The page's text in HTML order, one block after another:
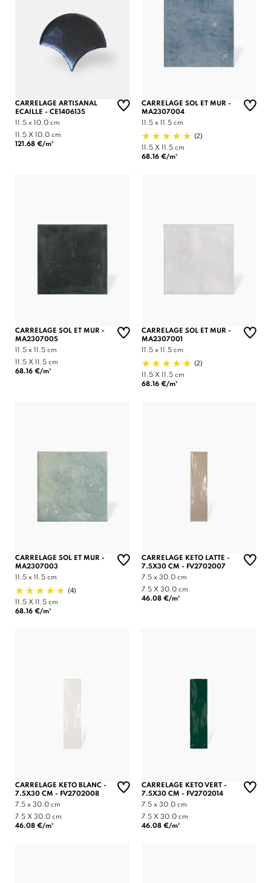
CARRELAGE ARTISANAL
ECAILLE - CE1406135
11.5 x 10.0 cm
11.5 X 10.0 cm
121.68 €/m²
CARRELAGE SOL ET MUR -
MA2307004
11.5 x 11.5 cm
(2)
11.5 X 11.5 cm
68.16 €/m²
CARRELAGE SOL ET MUR -
MA2307005
11.5 x 11.5 cm
11.5 X 11.5 cm
68.16 €/m²
CARRELAGE SOL ET MUR -
MA2307001
11.5 x 11.5 cm
(2)
11.5 X 11.5 cm
68.16 €/m²
CARRELAGE SOL ET MUR -
MA2307003
11.5 x 11.5 cm
(4)
11.5 X 11.5 cm
68.16 €/m²
CARRELAGE KETO LATTE -
7.5X30 CM - FV2702007
7.5 x 30.0 cm
7.5 X 30.0 cm
46.08 €/m²
CARRELAGE KETO BLANC -
7.5X30 CM - FV2702008
7.5 x 30.0 cm
7.5 X 30.0 cm
46.08 €/m²
CARRELAGE KETO VERT -
7.5X30 CM - FV2702014
7.5 x 30.0 cm
7.5 X 30.0 cm
46.08 €/m²